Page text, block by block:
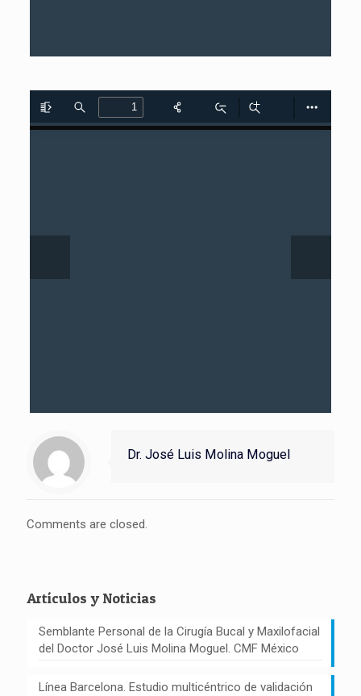
Dr. José Luis Molina Moguel
Comments are closed.
Artículos y Noticias
Semblante Personal de la Cirugía Bucal y Maxilofacial
del Doctor José Luis Molina Moguel. CMF México
Línea Barcelona. Estudio multicéntrico de validación